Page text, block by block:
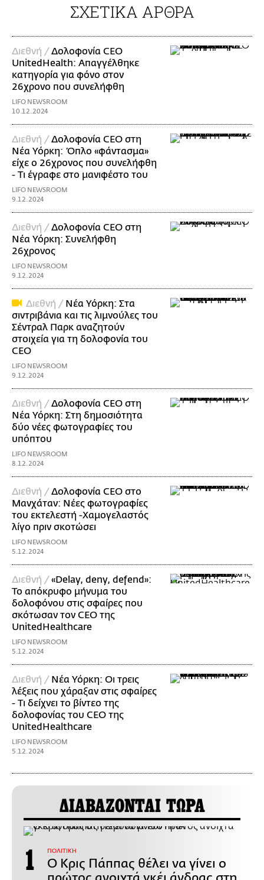
ΣΧΕΤΙΚΑ ΑΡΘΡΑ
Διεθνή /Δολοφονία CEO
UnitedHealth: Απαγγέλθηκε
κατηγορία για φόνο στον
26χρονο που συνελήφθη
LIFO NEWSROOM
10.12.2024
Διεθνή /Δολοφονία CEO στη
Νέα Υόρκη: Όπλο «φάντασμα»
είχε ο 26χρονος που συνελήφθη
- Τι έγραφε στο μανιφέστο του
LIFO NEWSROOM
9.12.2024
Διεθνή /Δολοφονία CEO στη
Νέα Υόρκη: Συνελήφθη
26χρονος
LIFO NEWSROOM
9.12.2024
Διεθνή / Νέα Υόρκη: Στα
σιντριβάνια και τις λιμνούλες του
Σέντραλ Παρκ αναζητούν
στοιχεία για τη δολοφονία του
CEO
LIFO NEWSROOM
9.12.2024
Διεθνή /Δολοφονία CEO στη
Νέα Υόρκη: Στη δημοσιότητα
δύο νέες φωτογραφίες του
υπόπτου
LIFO NEWSROOM
8.12.2024
Διεθνή /Δολοφονία CEO στο
Μανχάταν: Νέες φωτογραφίες
του εκτελεστή -Χαμογελαστός
λίγο πριν σκοτώσει
LIFO NEWSROOM
5.12.2024
Διεθνή /«Delay, deny, defend»:
Το απόκρυφο μήνυμα του
δολοφόνου στις σφαίρες που
σκότωσαν τον CEO της
UnitedHealthcare
LIFO NEWSROOM
5.12.2024
Διεθνή / Νέα Υόρκη: Οι τρεις
λέξεις που χάραξαν στις σφαίρες
- Τι δείχνει το βίντεο της
δολοφονίας του CEO της
UnitedHealthcare
LIFO NEWSROOM
5.12.2024
ΔΙΑΒΑΖΟΝΤΑΙ ΤΩΡΑ
ΠΟΛΙΤΙΚΗ
Ο Κρις Πάππας θέλει να γίνει ο